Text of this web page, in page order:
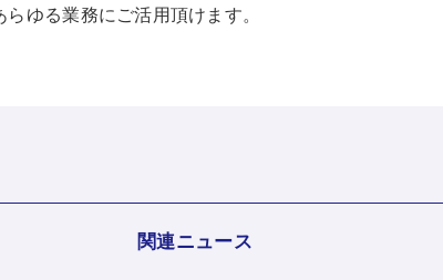
ゆる業務にご活用頂けます。
関連ニュース